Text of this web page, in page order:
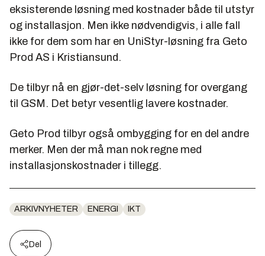
eksisterende løsning med kostnader både til utstyr
og installasjon. Men ikke nødvendigvis, i alle fall
ikke for dem som har en UniStyr-løsning fra Geto
Prod AS i Kristiansund.
De tilbyr nå en gjør-det-selv løsning for overgang
til GSM. Det betyr vesentlig lavere kostnader.
Geto Prod tilbyr også ombygging for en del andre
merker. Men der må man nok regne med
installasjonskostnader i tillegg.
ARKIVNYHETER ENERGI IKT
Del